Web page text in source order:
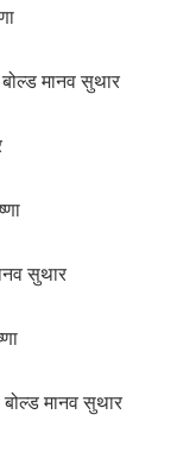
कृष्णा
मानव सुथार
सुथार
कृष्णा
मानव सुथार
कृष्णा
मानव सुथार